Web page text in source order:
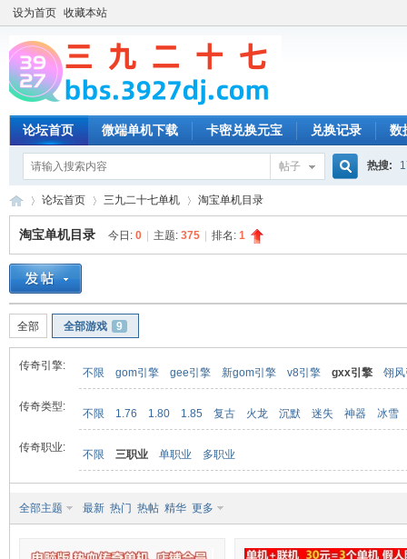
设为首页 收藏本站
论坛首页 微端单机下载 卡密兑换元宝 兑换记录 数
帖子 热搜:
»
论坛首页 三九二十七单机 淘宝单机目录
淘宝单机目录 今日: 0 主题: 375 排名: 1
全部 全部游戏 9
传奇引擎:
不限 gom引擎 gee引擎 新gom引擎 v8引擎 gxx引擎 翎
传奇类型:
不限 1.76 1.80 1.85 复古 火龙 沉默 迷失 神器 冰雪
传奇职业:
不限 三职业 单职业 多职业
全部主题 最新 热门 热帖 精华 更多